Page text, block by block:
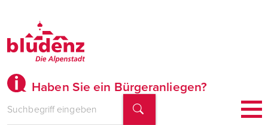
Haben Sie ein Bürgeranliegen?